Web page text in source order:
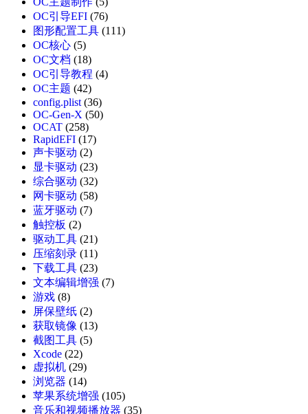
OC引导EFI (76)
图形配置工具 (111)
OC核心 (5)
OC文档 (18)
OC引导教程 (4)
OC主题 (42)
config.plist(36)
OC-Gen-X (50)
OCAT (258)
RapidEFI (17)
声卡驱动 (2)
显卡驱动 (23)
综合驱动 (32)
网卡驱动 (58)
蓝牙驱动 (7)
触控板 (2)
驱动工具 (21)
压缩刻录 (11)
下载工具 (23)
文本编辑增强 (7)
游戏 (8)
屏保壁纸 (2)
获取镜像 (13)
截图工具 (5)
Xcode (22)
虚拟机 (29)
浏览器 (14)
苹果系统增强 (105)
音乐和视频播放器 (35)